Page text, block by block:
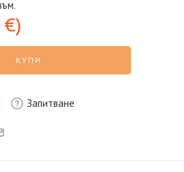
€)
КУПИ
Запитване